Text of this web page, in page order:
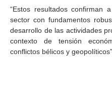
“Estos resultados confirman
sector con fundamentos
desarrollo de las actividades
contexto de tensión
conflictos bélicos y